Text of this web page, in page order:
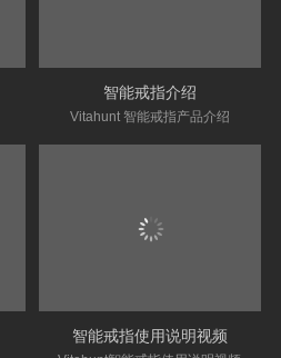
智能戒指介绍
Vitahunt 智能戒指产品介绍
智能戒指使用说明视频